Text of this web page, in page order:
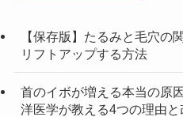
【保存版】たるみと毛穴の
リフトアップする方法
首のイボが増える本当の原
洋医学が教える4つの理由と